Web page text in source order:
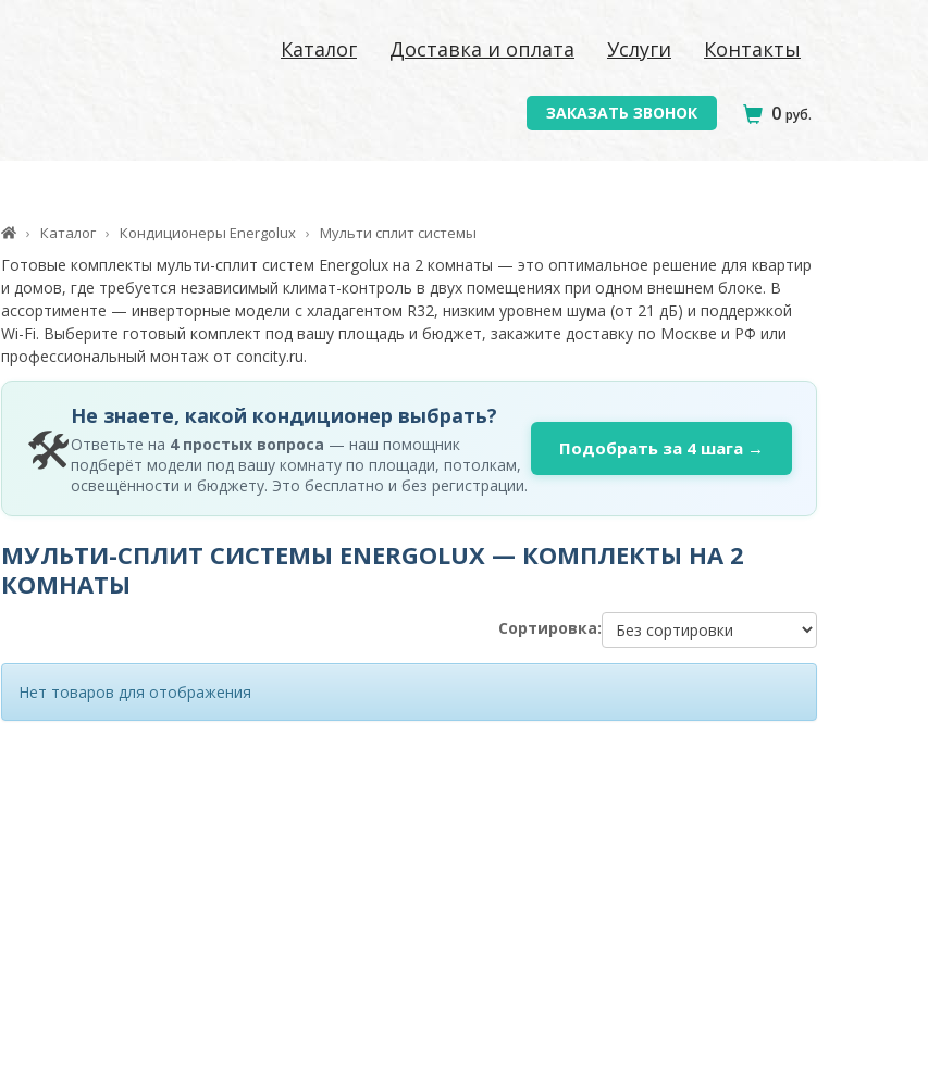
Каталог Доставка и оплата Услуги Контакты
ЗАКАЗАТЬ ЗВОНОК 0 руб.
Каталог Кондиционеры Energolux Мульти сплит системы
Готовые комплекты мульти-сплит систем Energolux на 2 комнаты — это оптимальное решение для квартир
и домов, где требуется независимый климат-контроль в двух помещениях при одном внешнем блоке. В
ассортименте — инверторные модели с хладагентом R32, низким уровнем шума (от 21 дБ) и поддержкой
Wi-Fi. Выберите готовый комплект под вашу площадь и бюджет, закажите доставку по Москве и РФ или
профессиональный монтаж от concity.ru.
🛠
Не знаете, какой кондиционер выбрать?
Ответьте на 4 простых вопроса — наш помощник
подберёт модели под вашу комнату по площади, потолкам,
освещённости и бюджету. Это бесплатно и без регистрации.
Подобрать за 4 шага →
МУЛЬТИ-СПЛИТ СИСТЕМЫ ENERGOLUX — КОМПЛЕКТЫ НА 2
КОМНАТЫ
Сортировка:
Нет товаров для отображения